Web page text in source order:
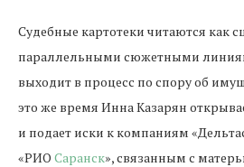
Судебные картотеки читаются как
параллельными сюжетными
выходит в процесс по спору об
это же время Инна Казарян
и подает иски к компаниям
«РИО Саранск», связанным с